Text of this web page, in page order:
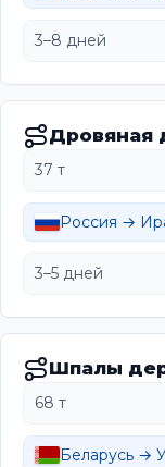
3–8 дней
Дровяная
37 т
Россия →
3–5 дней
Шпалы
68 т
Беларусь →